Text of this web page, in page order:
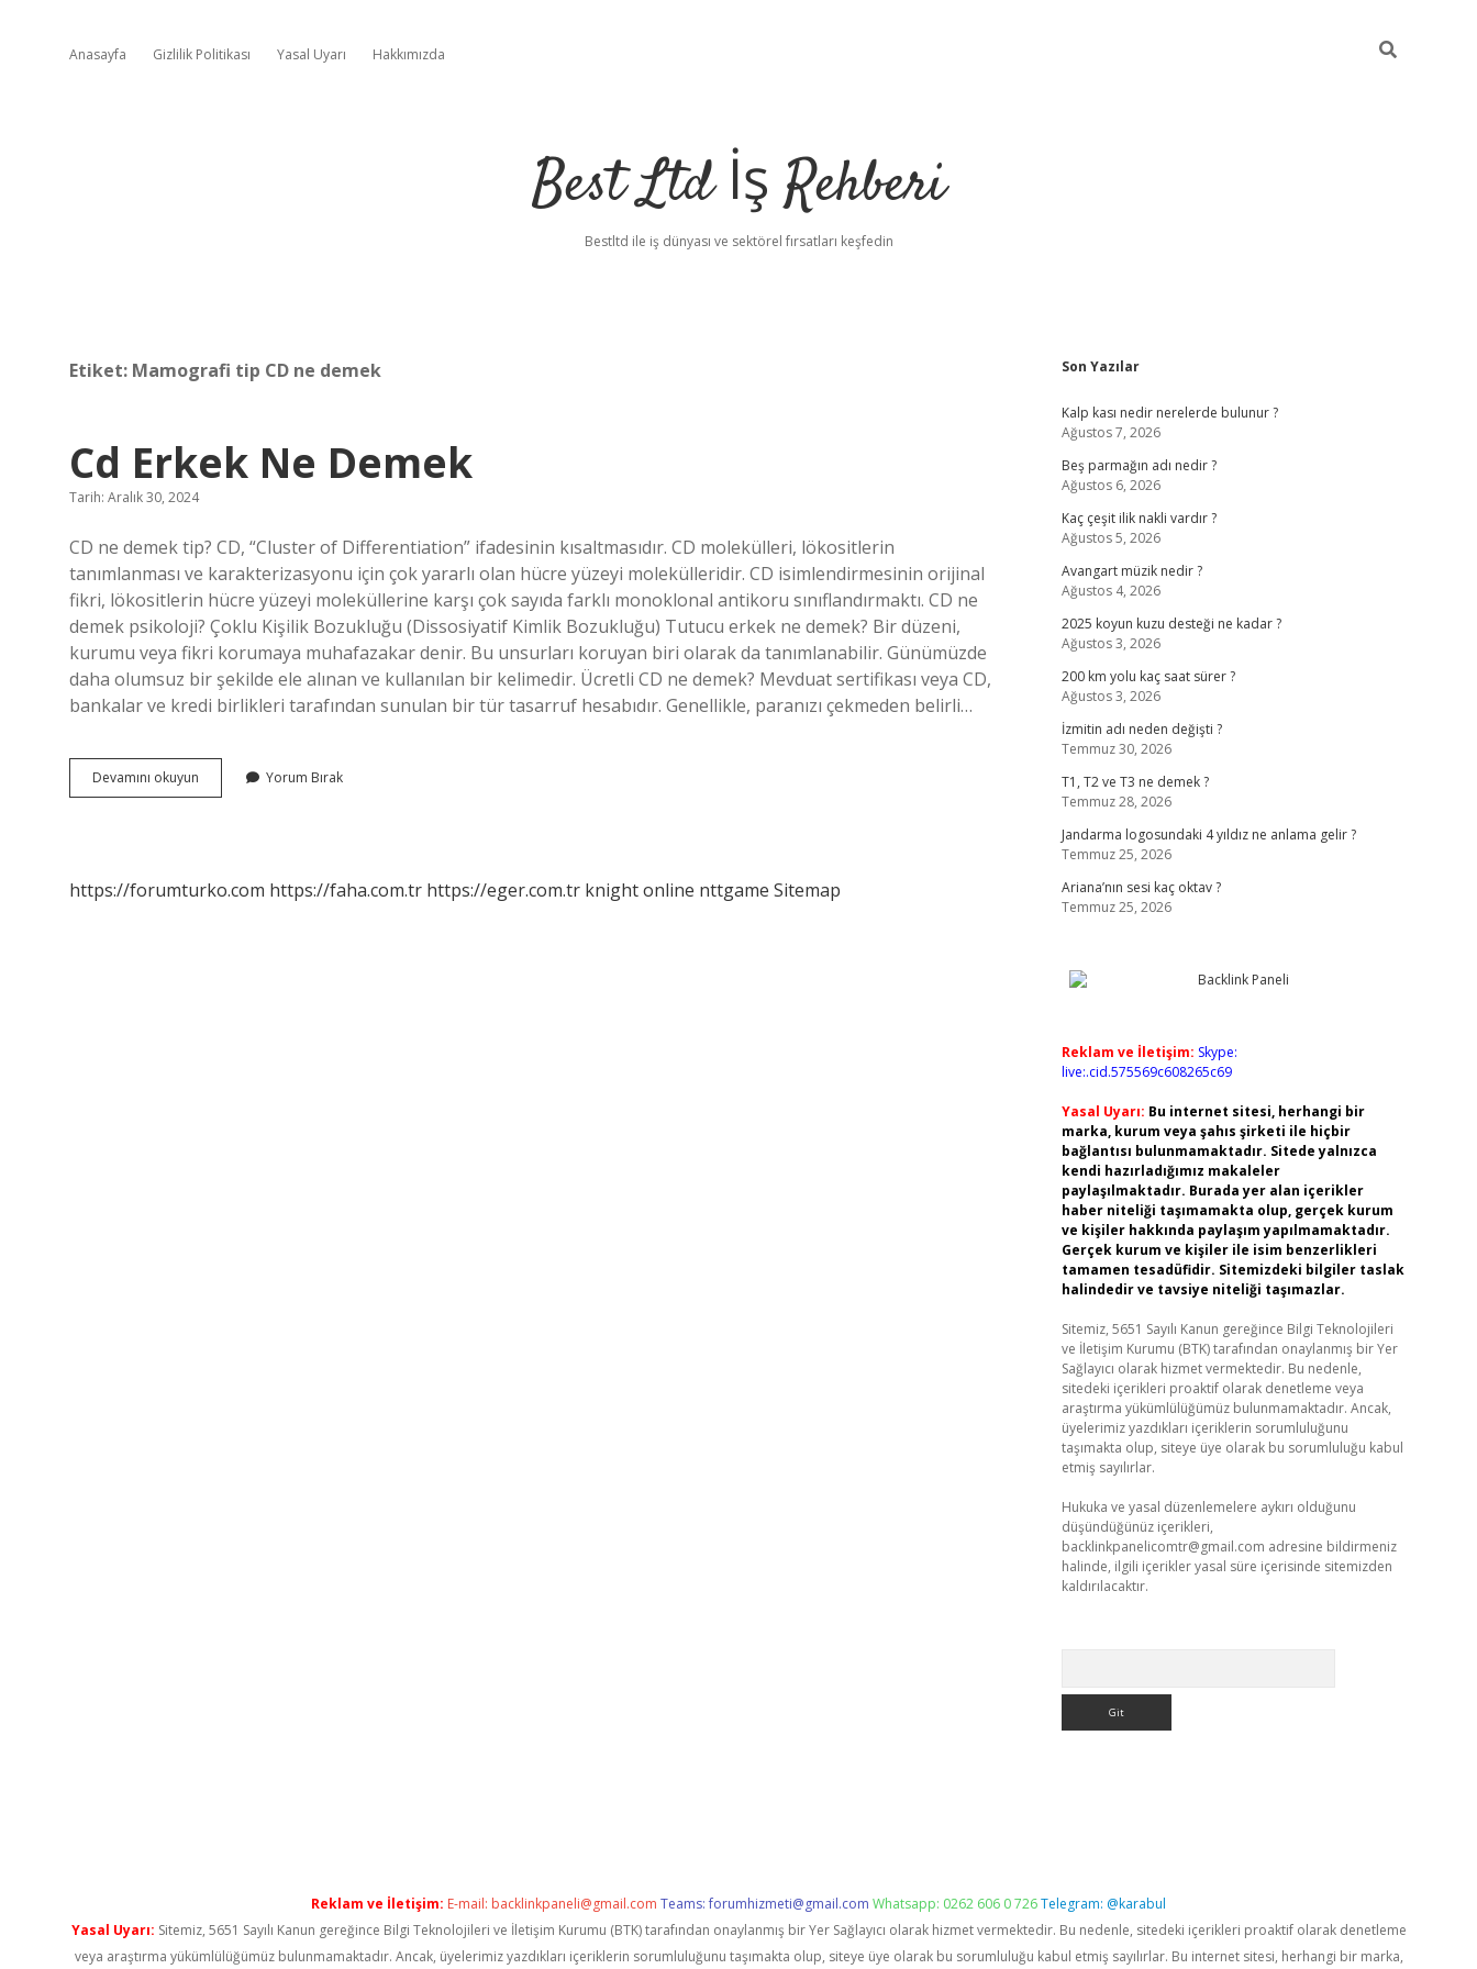
Anasayfa Gizlilik Politikası Yasal Uyarı Hakkımızda
Best Ltd İş Rehberi
Bestltd ile iş dünyası ve sektörel fırsatları keşfedin
Etiket: Mamografi tip CD ne demek
Cd Erkek Ne Demek
Tarih: Aralık 30, 2024
CD ne demek tip? CD, “Cluster of Differentiation” ifadesinin kısaltmasıdır. CD molekülleri, lökositlerin
tanımlanması ve karakterizasyonu için çok yararlı olan hücre yüzeyi molekülleridir. CD isimlendirmesinin orijinal
fikri, lökositlerin hücre yüzeyi moleküllerine karşı çok sayıda farklı monoklonal antikoru sınıflandırmaktı. CD ne
demek psikoloji? Çoklu Kişilik Bozukluğu (Dissosiyatif Kimlik Bozukluğu) Tutucu erkek ne demek? Bir düzeni,
kurumu veya fikri korumaya muhafazakar denir. Bu unsurları koruyan biri olarak da tanımlanabilir. Günümüzde
daha olumsuz bir şekilde ele alınan ve kullanılan bir kelimedir. Ücretli CD ne demek? Mevduat sertifikası veya CD,
bankalar ve kredi birlikleri tarafından sunulan bir tür tasarruf hesabıdır. Genellikle, paranızı çekmeden belirli…
Devamını okuyun
Erkek
Yorum Bırak
https://forumturko.com https://faha.com.tr https://eger.com.tr knight online nttgame Sitemap
Sidebar
Son Yazılar
Kalp kası nedir nerelerde bulunur ?
Ağustos 7, 2026
Beş parmağın adı nedir ?
Ağustos 6, 2026
Kaç çeşit ilik nakli vardır ?
Ağustos 5, 2026
Avangart müzik nedir ?
Ağustos 4, 2026
2025 koyun kuzu desteği ne kadar ?
Ağustos 3, 2026
200 km yolu kaç saat sürer ?
Ağustos 3, 2026
İzmitin adı neden değişti ?
Temmuz 30, 2026
T1, T2 ve T3 ne demek ?
Temmuz 28, 2026
Jandarma logosundaki 4 yıldız ne anlama gelir ?
Temmuz 25, 2026
Ariana’nın sesi kaç oktav ?
Temmuz 25, 2026
Reklam ve İletişim: Skype:
live:.cid.575569c608265c69
Yasal Uyarı: Bu internet sitesi, herhangi bir
marka, kurum veya şahıs şirketi ile hiçbir
bağlantısı bulunmamaktadır. Sitede yalnızca
kendi hazırladığımız makaleler
paylaşılmaktadır. Burada yer alan içerikler
haber niteliği taşımamakta olup, gerçek kurum
ve kişiler hakkında paylaşım yapılmamaktadır.
Gerçek kurum ve kişiler ile isim benzerlikleri
tamamen tesadüfidir. Sitemizdeki bilgiler taslak
halindedir ve tavsiye niteliği taşımazlar.
Sitemiz, 5651 Sayılı Kanun gereğince Bilgi Teknolojileri
ve İletişim Kurumu (BTK) tarafından onaylanmış bir Yer
Sağlayıcı olarak hizmet vermektedir. Bu nedenle,
sitedeki içerikleri proaktif olarak denetleme veya
araştırma yükümlülüğümüz bulunmamaktadır. Ancak,
üyelerimiz yazdıkları içeriklerin sorumluluğunu
taşımakta olup, siteye üye olarak bu sorumluluğu kabul
etmiş sayılırlar.
Hukuka ve yasal düzenlemelere aykırı olduğunu
düşündüğünüz içerikleri,
backlinkpanelicomtr@gmail.com adresine bildirmeniz
halinde, ilgili içerikler yasal süre içerisinde sitemizden
kaldırılacaktır.
Reklam ve İletişim: E-mail: backlinkpaneli@gmail.com Teams:forumhizmeti@gmail.com Whatsapp: 0262 606 0 726Telegram: @karabul
Yasal Uyarı: Sitemiz, 5651 Sayılı Kanun gereğince Bilgi Teknolojileri ve İletişim Kurumu (BTK) tarafından onaylanmış bir Yer Sağlayıcı olarak hizmet vermektedir. Bu nedenle, sitedeki içerikleri proaktif olarak denetleme
veya araştırma yükümlülüğümüz bulunmamaktadır. Ancak, üyelerimiz yazdıkları içeriklerin sorumluluğunu taşımakta olup, siteye üye olarak bu sorumluluğu kabul etmiş sayılırlar. Bu internet sitesi, herhangi bir marka,